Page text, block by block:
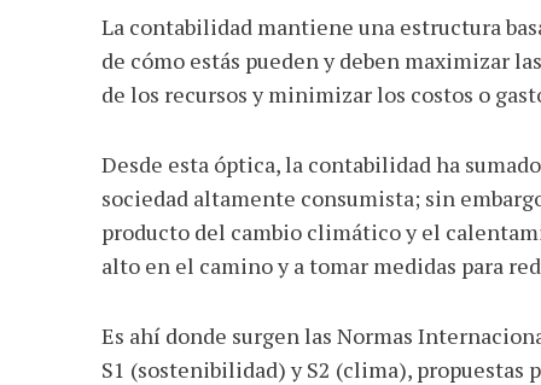
La contabilidad mantiene una estructura
de cómo estás pueden y deben maximizar
de los recursos y minimizar los costos o
Desde esta óptica, la contabilidad ha
sociedad altamente consumista; sin
producto del cambio climático y el
alto en el camino y a tomar medidas para
Es ahí donde surgen las Normas
S1 (sostenibilidad) y S2 (clima), propuestas